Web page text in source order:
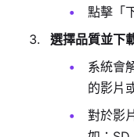
點擊「
選擇品質並下
系統會
的影片
對於影